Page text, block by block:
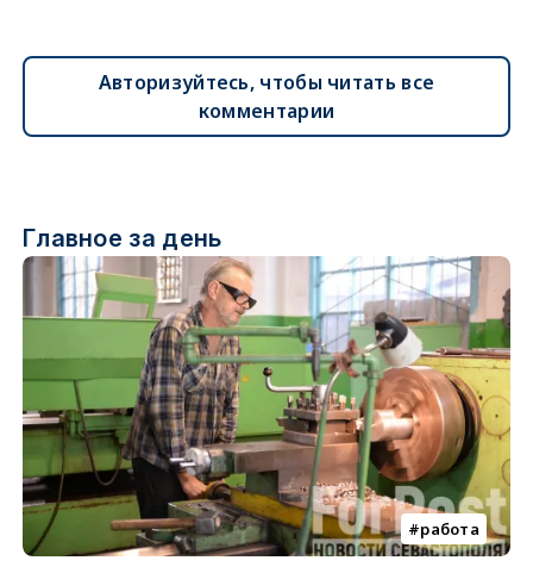
Авторизуйтесь, чтобы читать все
комментарии
Главное за день
работа